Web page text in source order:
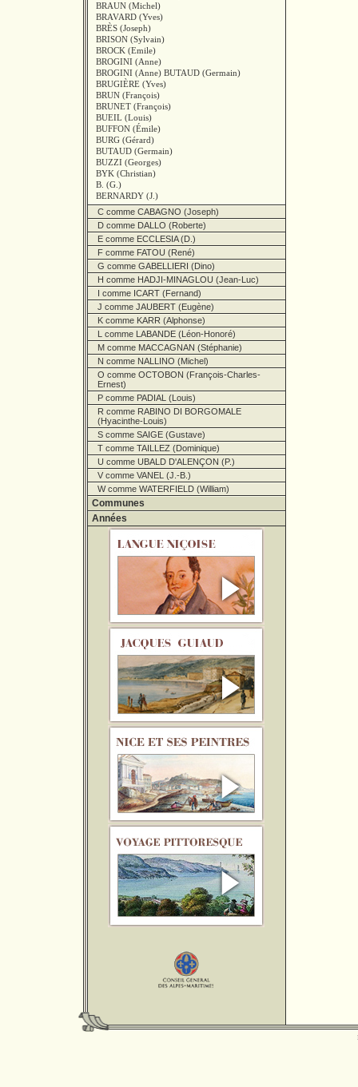
BRAUN (Michel)
BRAVARD (Yves)
BRÈS (Joseph)
BRISON (Sylvain)
BROCK (Emile)
BROGINI (Anne)
BROGINI (Anne) BUTAUD (Germain)
BRUGIÈRE (Yves)
BRUN (François)
BRUNET (François)
BUEIL (Louis)
BUFFON (Émile)
BURG (Gérard)
BUTAUD (Germain)
BUZZI (Georges)
BYK (Christian)
B. (G.)
BERNARDY (J.)
C comme CABAGNO (Joseph)
D comme DALLO (Roberte)
E comme ECCLESIA (D.)
F comme FATOU (René)
G comme GABELLIERI (Dino)
H comme HADJI-MINAGLOU (Jean-Luc)
I comme ICART (Fernand)
J comme JAUBERT (Eugène)
K comme KARR (Alphonse)
L comme LABANDE (Léon-Honoré)
M comme MACCAGNAN (Stéphanie)
N comme NALLINO (Michel)
O comme OCTOBON (François-Charles-
Ernest)
P comme PADIAL (Louis)
R comme RABINO DI BORGOMALE
(Hyacinthe-Louis)
S comme SAIGE (Gustave)
T comme TAILLEZ (Dominique)
U comme UBALD D'ALENÇON (P.)
V comme VANEL (J.-B.)
W comme WATERFIELD (William)
Communes
Années